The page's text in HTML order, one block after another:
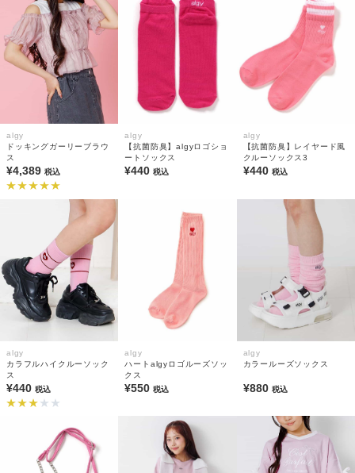
algy
ドッキングガーリーブラウ
ス
¥4,389 税込
algy
【抗菌防臭】algyロゴショ
ートソックス
¥440税込
algy
【抗菌防臭】レイヤード風
クルーソックス3
¥440 税込
algy
カラフルハイクルーソック
ス
¥440 税込
algy
ハートalgyロゴルーズソッ
クス
¥550税込
algy
カラールーズソックス
¥880 税込